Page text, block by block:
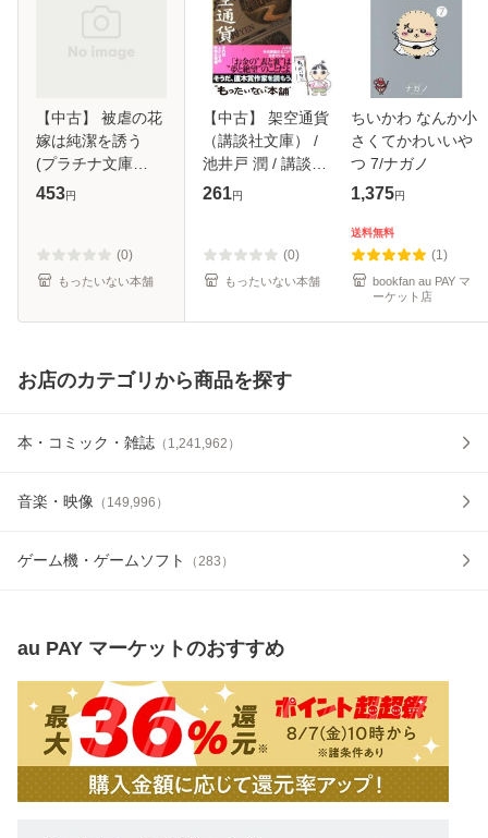
【中古】 被虐の花
嫁は純潔を誘う
(プラチナ文庫
2422) / 西野花 / プ
無料】
453円
(0)
もったいない本舗
【中古】 架空通貨
（講談社文庫） /
池井戸 潤 / 講談社
[文庫]【メール便送
261円
(0)
もったいない本舗
ちいかわ なんか小
さくてかわいいや
つ 7/ナガノ
1,375円
送料無料
(1)
bookfan au PAY マ
ーケット店
お店のカテゴリから商品を探す
本・コミック・雑誌 （ 1,241,962 ）
音楽・映像 （ 149,996 ）
ゲーム機・ゲームソフト （283 ）
au PAY マーケットのおすすめ